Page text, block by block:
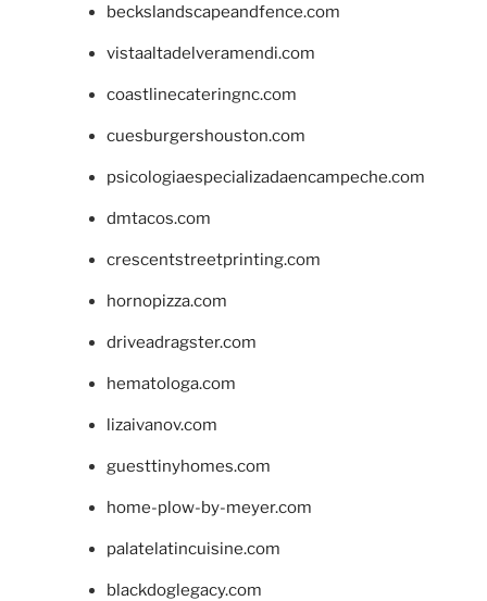
beckslandscapeandfence.com
vistaaltadelveramendi.com
coastlinecateringnc.com
cuesburgershouston.com
psicologiaespecializadaencampeche.com
dmtacos.com
crescentstreetprinting.com
hornopizza.com
driveadragster.com
hematologa.com
lizaivanov.com
guesttinyhomes.com
home-plow-by-meyer.com
palatelatincuisine.com
blackdoglegacy.com